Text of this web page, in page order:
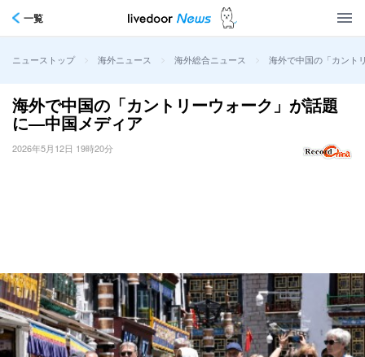
一覧
ニューストップ > 海外ニュース > 海外総合ニュース > 海外で中国の「カント
海外で中国の「カントリーウォーク」が話題
に―中国メディア
2026年5月12日 19時20分